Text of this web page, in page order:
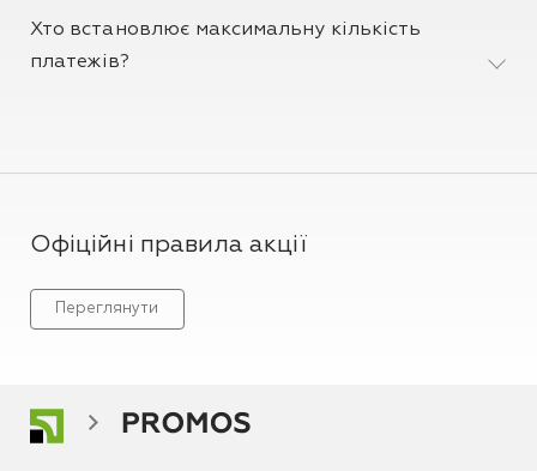
Хто встановлює максимальну кількість
платежів?
Офіційні правила акції
Переглянути